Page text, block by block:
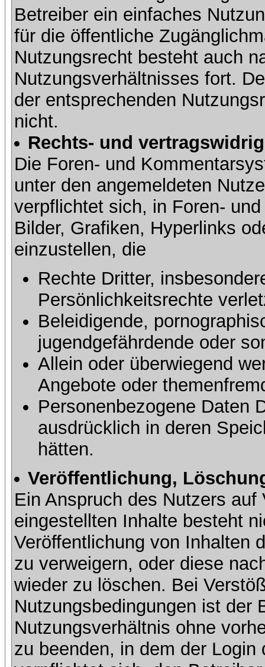
Betreiber ein einfaches
für die öffentliche
Nutzungsrecht besteht auch
Nutzungsverhältnisses fort.
der entsprechenden
nicht.
Rechts- und
Die Foren- und
unter den angemeldeten
verpflichtet sich, in Foren-
Bilder, Grafiken, Hyperlinks
einzustellen, die
Rechte Dritter,
Persönlichkeitsrechte
Beleidigende,
jugendgefährdende oder
Allein oder überwiegend
Angebote oder
Personenbezogene Daten
ausdrücklich in deren
hätten.
Veröffentlichung,
Ein Anspruch des Nutzers
eingestellten Inhalte besteht
Veröffentlichung von Inhalten
zu verweigern, oder diese
wieder zu löschen. Bei
Nutzungsbedingungen ist der
Nutzungsverhältnis ohne
zu beenden, in dem der